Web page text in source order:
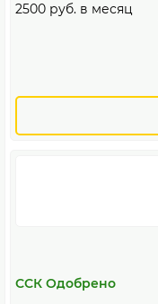
2500 руб. в месяц
ССК Одобрено